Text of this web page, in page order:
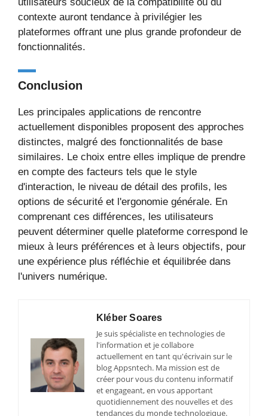
contexte auront tendance à privilégier les
plateformes offrant une plus grande profondeur de
fonctionnalités.
Conclusion
Les principales applications de rencontre
actuellement disponibles proposent des approches
distinctes, malgré des fonctionnalités de base
similaires. Le choix entre elles implique de prendre
en compte des facteurs tels que le style
d'interaction, le niveau de détail des profils, les
options de sécurité et l'ergonomie générale. En
comprenant ces différences, les utilisateurs
peuvent déterminer quelle plateforme correspond le
mieux à leurs préférences et à leurs objectifs, pour
une expérience plus réfléchie et équilibrée dans
l'univers numérique.
Kléber Soares
Je suis spécialiste en technologies de
l'information et je collabore
actuellement en tant qu'écrivain sur le
blog Appsntech. Ma mission est de
créer pour vous du contenu informatif
et engageant, en vous apportant
quotidiennement des nouvelles et des
tendances du monde technologique.